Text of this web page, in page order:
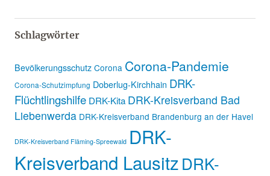
Schlagwörter
Bevölkerungsschutz Corona Corona-Pandemie
Corona-Schutzimpfung Doberlug-Kirchhain DRK-
Flüchtlingshilfe DRK-Kita DRK-Kreisverband Bad
Liebenwerda DRK-Kreisverband Brandenburg an der Havel
DRK-Kreisverband Fläming-Spreewald DRK-
Kreisverband LausitzDRK-